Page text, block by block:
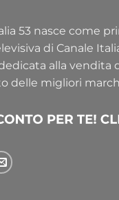
53 nasce come
di Canale
alla vendita
delle migliori